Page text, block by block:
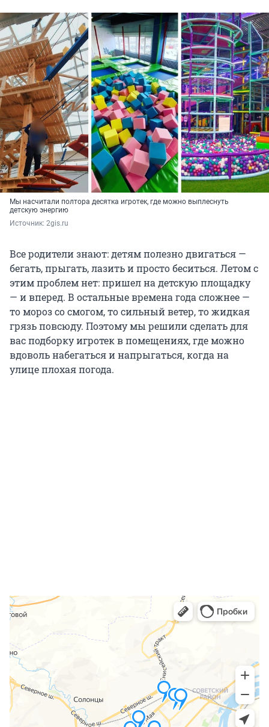
Мы насчитали полтора десятка игротек, где можно выплеснуть
детскую энергию
Источник: 2gis.ru
Все родители знают: детям полезно двигаться —
бегать, прыгать, лазить и просто беситься. Летом с
этим проблем нет: пришел на детскую площадку
— и вперед. В остальные времена года сложнее —
то мороз со смогом, то сильный ветер, то жидкая
грязь повсюду. Поэтому мы решили сделать для
вас подборку игротек в помещениях, где можно
вдоволь набегаться и напрыгаться, когда на
улице плохая погода.